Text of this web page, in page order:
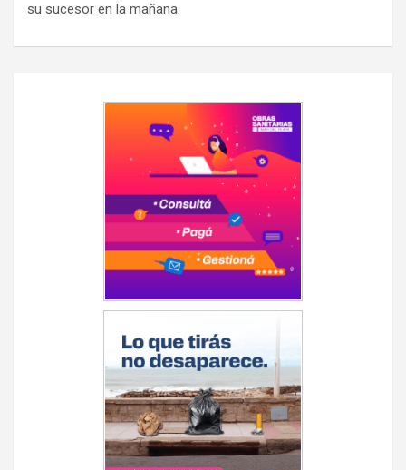
su sucesor en la mañana.